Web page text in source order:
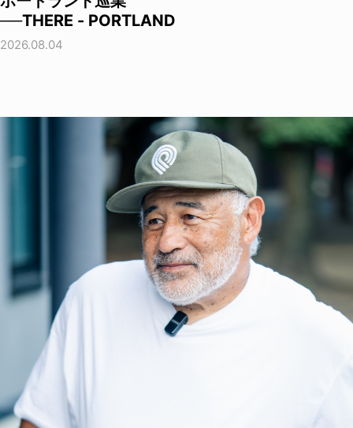
──THERE - PORTLAND
2026.08.04